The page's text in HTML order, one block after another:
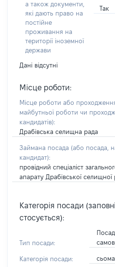
а також документи,
які дають право на
постійне
проживання на
території іноземної
держави
Так
Дані відсутні
Місце роботи:
Місце роботи або
майбутньої роботи чи
кандидатів):
Драбівська селищна рада
Займана посада (або посада,
кандидат):
провідний спеціаліст
апарату Драбівської селищної
Категорія посади
стосується):
Тип посади:
Категорія посади: сьома